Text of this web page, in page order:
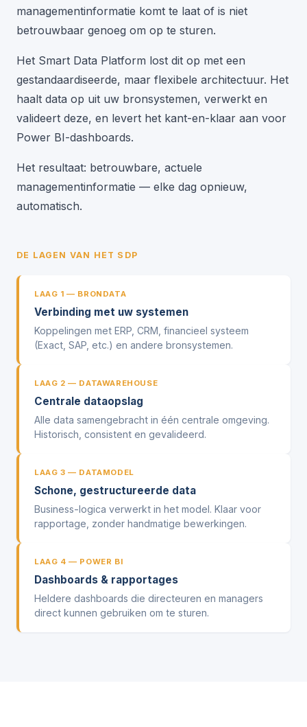
managementinformatie komt te laat of is niet
betrouwbaar genoeg om op te sturen.
Het Smart Data Platform lost dit op met een
gestandaardiseerde, maar flexibele architectuur. Het
haalt data op uit uw bronsystemen, verwerkt en
valideert deze, en levert het kant-en-klaar aan voor
Power BI-dashboards.
Het resultaat: betrouwbare, actuele
managementinformatie — elke dag opnieuw,
automatisch.
DE LAGEN VAN HET SDP
LAAG 1 — BRONDATA
Verbinding met uw systemen
Koppelingen met ERP, CRM, financieel systeem
(Exact, SAP, etc.) en andere bronsystemen.
LAAG 2 — DATAWAREHOUSE
Centrale dataopslag
Alle data samengebracht in één centrale omgeving.
Historisch, consistent en gevalideerd.
LAAG 3 — DATAMODEL
Schone, gestructureerde data
Business-logica verwerkt in het model. Klaar voor
rapportage, zonder handmatige bewerkingen.
LAAG 4 — POWER BI
Dashboards & rapportages
Heldere dashboards die directeuren en managers
direct kunnen gebruiken om te sturen.